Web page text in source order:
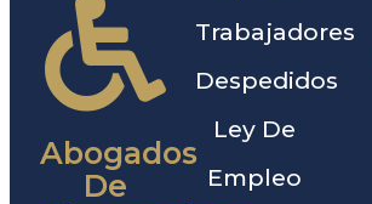
Abogados
De
Trabajadores
Despedidos
Ley De
Empleo